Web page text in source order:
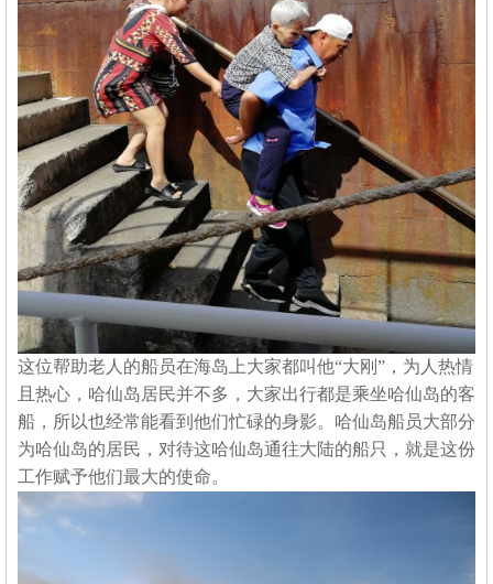
这位帮助老人的船员在海岛上大家都叫他“大刚”，为人热情
且热心，哈仙岛居民并不多，大家出行都是乘坐哈仙岛的客
船，所以也经常能看到他们忙碌的身影。哈仙岛船员大部分
为哈仙岛的居民，对待这哈仙岛通往大陆的船只，就是这份
工作赋予他们最大的使命。